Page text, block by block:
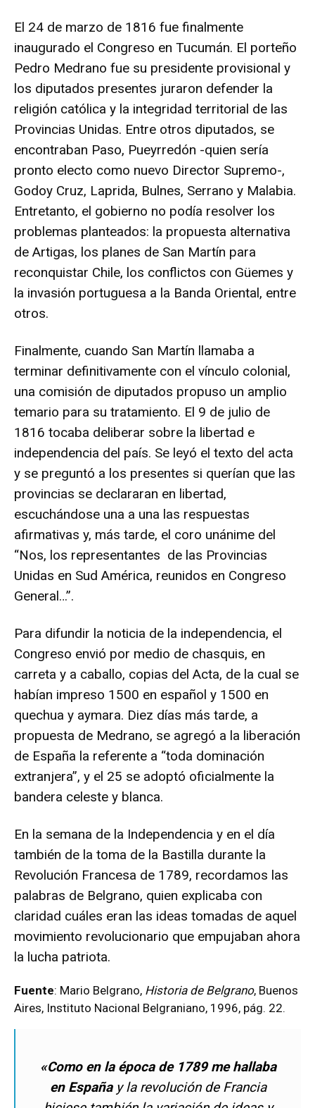
El 24 de marzo de 1816 fue finalmente
inaugurado el Congreso en Tucumán. El porteño
Pedro Medrano fue su presidente provisional y
los diputados presentes juraron defender la
religión católica y la integridad territorial de las
Provincias Unidas. Entre otros diputados, se
encontraban Paso, Pueyrredón -quien sería
pronto electo como nuevo Director Supremo-,
Godoy Cruz, Laprida, Bulnes, Serrano y Malabia.
Entretanto, el gobierno no podía resolver los
problemas planteados: la propuesta alternativa
de Artigas, los planes de San Martín para
reconquistar Chile, los conflictos con Güemes y
la invasión portuguesa a la Banda Oriental, entre
otros.
Finalmente, cuando San Martín llamaba a
terminar definitivamente con el vínculo colonial,
una comisión de diputados propuso un amplio
temario para su tratamiento. El 9 de julio de
1816 tocaba deliberar sobre la libertad e
independencia del país. Se leyó el texto del acta
y se preguntó a los presentes si querían que las
provincias se declararan en libertad,
escuchándose una a una las respuestas
afirmativas y, más tarde, el coro unánime del
“Nos, los representantes de las Provincias
Unidas en Sud América, reunidos en Congreso
General…”.
Para difundir la noticia de la independencia, el
Congreso envió por medio de chasquis, en
carreta y a caballo, copias del Acta, de la cual se
habían impreso 1500 en español y 1500 en
quechua y aymara. Diez días más tarde, a
propuesta de Medrano, se agregó a la liberación
de España la referente a “toda dominación
extranjera”, y el 25 se adoptó oficialmente la
bandera celeste y blanca.
En la semana de la Independencia y en el día
también de la toma de la Bastilla durante la
Revolución Francesa de 1789, recordamos las
palabras de Belgrano, quien explicaba con
claridad cuáles eran las ideas tomadas de aquel
movimiento revolucionario que empujaban ahora
la lucha patriota.
Fuente: Mario Belgrano, Historia de Belgrano, Buenos
Aires, Instituto Nacional Belgraniano, 1996, pág. 22.
«Como en la época de 1789 me hallaba
en España y la revolución de Francia